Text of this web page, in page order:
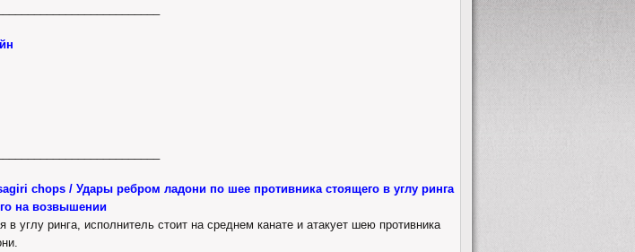
chops / Удары ребром ладони по шее противника стоящего в углу ринга
на возвышении
в углу ринга, исполнитель стоит на среднем канате и атакует шею противника